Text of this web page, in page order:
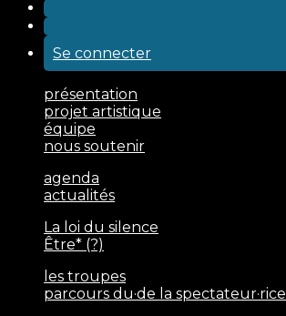
Se connecter
présentation
projet artistique
équipe
nous soutenir
agenda
actualités
La loi du silence
Être* (?)
les troupes
parcours du·de la spectateur·rice